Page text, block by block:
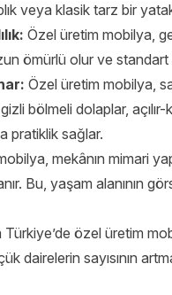
veya klasik tarz bir
Özel üretim mobilya,
ömürlü olur ve standart
Özel üretim mobilya,
bölmeli dolaplar,
pratiklik sağlar.
mekânın mimari
Bu, yaşam alanının
özel üretim
dairelerin sayısının